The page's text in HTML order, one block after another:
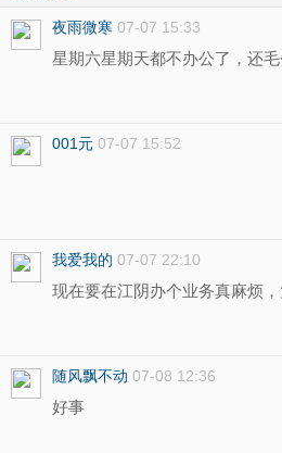
夜雨微寒 07-07 15:33
星期六星期天都不办公了，还毛
001元 07-07 15:52
我爱我的 07-07 22:10
现在要在江阴办个业务真麻烦，
随风飘不动 07-08 12:36
好事